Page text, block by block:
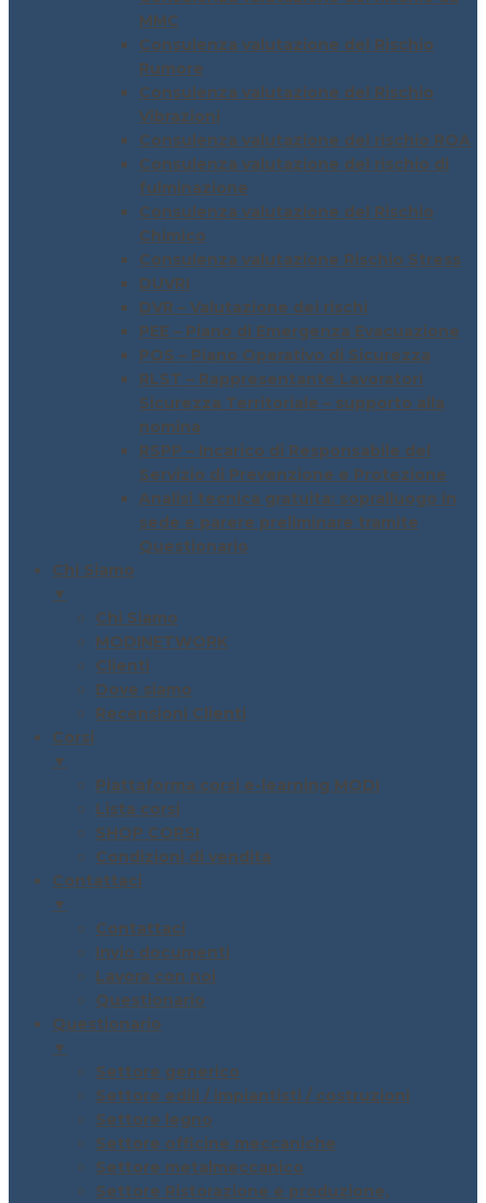
MMC
Consulenza valutazione del Rischio
Rumore
Consulenza valutazione del Rischio
Vibrazioni
Consulenza valutazione del rischio ROA
Consulenza valutazione del rischio di
fulminazione
Consulenza valutazione del Rischio
Chimico
Consulenza valutazione Rischio Stress
DUVRI
DVR – Valutazione dei rischi
PEE – Piano di Emergenza Evacuazione
POS – Piano Operativo di Sicurezza
RLST – Rappresentante Lavoratori
Sicurezza Territoriale – supporto alla
nomina
RSPP – Incarico di Responsabile del
Servizio di Prevenzione e Protezione
Analisi tecnica gratuita: sopralluogo in
sede e parere preliminare tramite
Questionario
Chi Siamo
▼
Chi Siamo
MODINETWORK
Clienti
Dove siamo
Recensioni Clienti
Corsi
▼
Piattaforma corsi e-learning MODI
Lista corsi
SHOP CORSI
Condizioni di vendita
Contattaci
▼
Contattaci
Invio documenti
Lavora con noi
Questionario
Questionario
▼
Settore generico
Settore edili / impiantisti / costruzioni
Settore legno
Settore officine meccaniche
Settore metalmeccanico
Settore Ristorazione e produzione,